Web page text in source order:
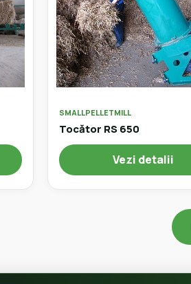
SMALLPELLETMILL
Tocător RS 650
Vezi detalii